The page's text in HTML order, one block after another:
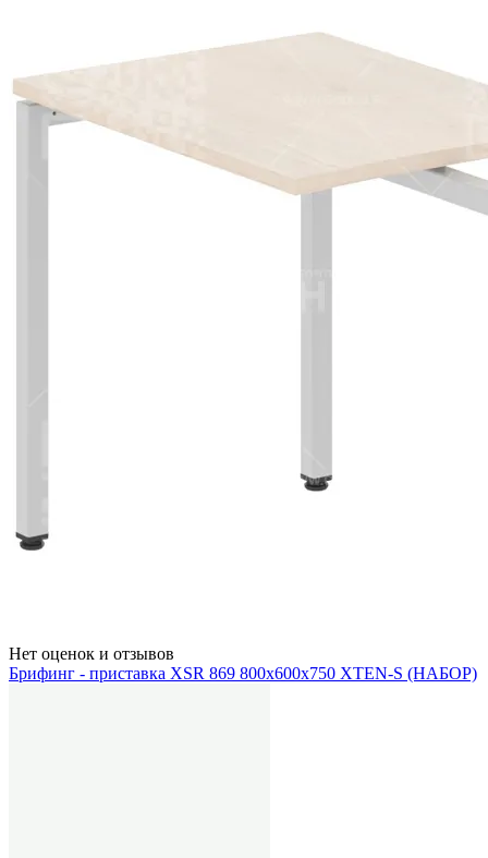
Нет оценок и отзывов
Брифинг - приставка XSR 869 800х600х750 XTEN-S (НАБОР)